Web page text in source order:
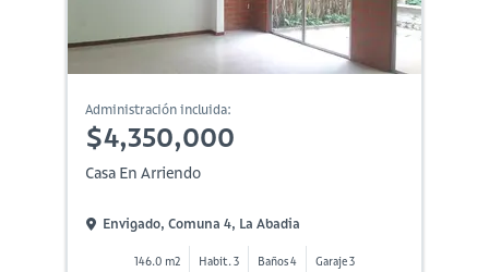
Administración incluida:
$4,350,000
Casa En Arriendo
Envigado, Comuna 4, La Abadia
146.0 m2 Habit. 3 Baños 4 Garaje 3